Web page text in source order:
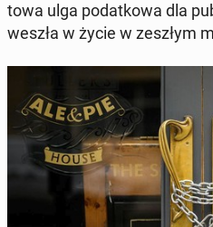
to­wa ulga po­dat­ko­wa dla
weszła w życie w zeszłym